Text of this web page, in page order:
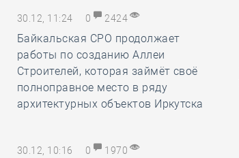
30.12, 11:24 0 2424
Байкальская СРО продолжает
работы по созданию Аллеи
Строителей, которая займёт своё
полноправное место в ряду
архитектурных объектов Иркутска
30.12, 10:16 0 1970